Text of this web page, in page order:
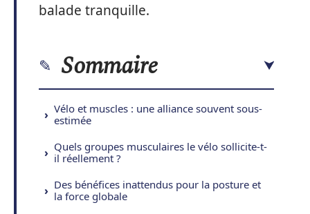
balade tranquille.
Sommaire
Vélo et muscles : une alliance souvent sous-
estimée
Quels groupes musculaires le vélo sollicite-t-
il réellement ?
Des bénéfices inattendus pour la posture et
la force globale